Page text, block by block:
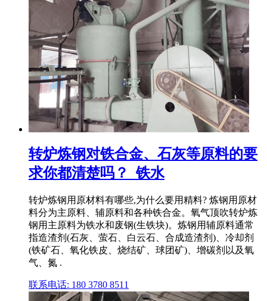
转炉炼钢对铁合金、石灰等原料的要
求你都清楚吗？_铁水
转炉炼钢用原材料有哪些,为什么要用精料? 炼钢用原材
料分为主原料、辅原料和各种铁合金。氧气顶吹转炉炼
钢用主原料为铁水和废钢(生铁块)。炼钢用辅原料通常
指造渣剂(石灰、萤石、白云石、合成造渣剂)、冷却剂
(铁矿石、氧化铁皮、烧结矿、球团矿)、增碳剂以及氧
气、氮 .
联系电话: 180 3780 8511